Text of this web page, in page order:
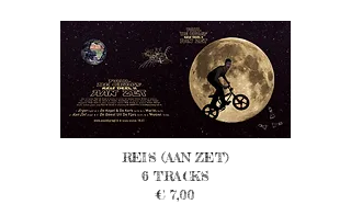
REIS (AAN ZET)
6 TRACKS
€ 7,00